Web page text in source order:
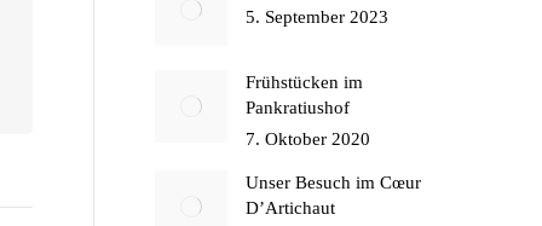
5. September 2023
Frühstücken im
Pankratiushof
7. Oktober 2020
Unser Besuch im Cœur
D’Artichaut